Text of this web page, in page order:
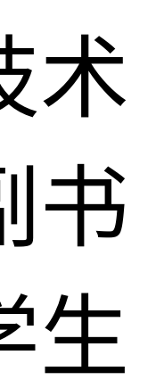
术
书
生